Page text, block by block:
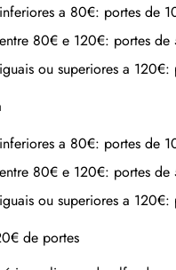
a 80€: portes de
80€ e 120€: portes de
ou superiores a 120€:
a 80€: portes de
80€ e 120€: portes de
ou superiores a 120€:
de portes